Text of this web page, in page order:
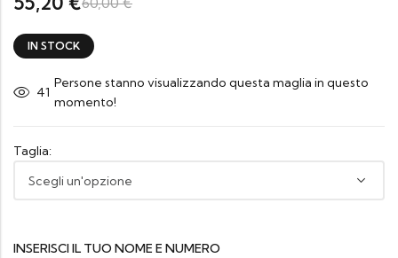
IN STOCK
39
Persone stanno visualizzando questa maglia in questo
momento!
Taglia:
INSERISCI IL TUO NOME E NUMERO